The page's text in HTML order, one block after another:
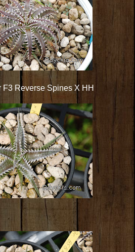
Reverse Spines X HH